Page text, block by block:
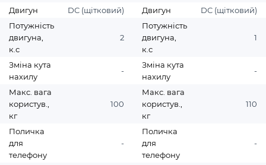
Двигун
DC (щітковий)
Потужність
двигуна,
к.с
2
Зміна кута
нахилу
-
Макс. вага
користув.,
кг
100
Поличка
для
телефону
-
Двигун
DC (щітковий)
Потужність
двигуна,
к.с
1
Зміна кута
нахилу
-
Макс. вага
користув.,
кг
110
Поличка
для
телефону
-